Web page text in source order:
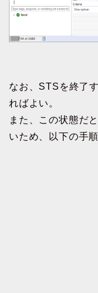
なお、STSを終了
ればよい。
また、この状態だ
いため、以下の手